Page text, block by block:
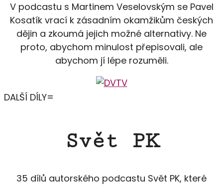
V podcastu s Martinem Veselovským se Pavel
Kosatík vrací k zásadním okamžikům českých
dějin a zkoumá jejich možné alternativy. Ne
proto, abychom minulost přepisovali, ale
abychom jí lépe rozuměli.
DALŠÍ DÍLY
Svět PK
35 dílů autorského podcastu Svět PK, které